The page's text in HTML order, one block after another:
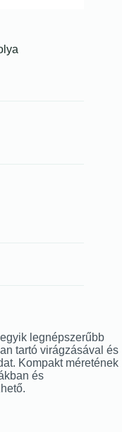
legnépszerűbb
tartó virágzásával és
Kompakt méretének
és